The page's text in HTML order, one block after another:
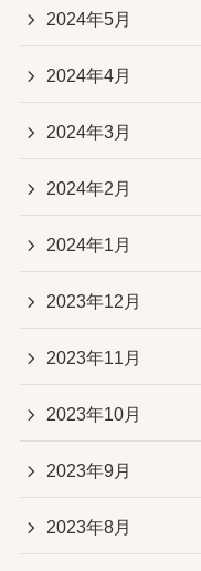
2024年5月
2024年4月
2024年3月
2024年2月
2024年1月
2023年12月
2023年11月
2023年10月
2023年9月
2023年8月